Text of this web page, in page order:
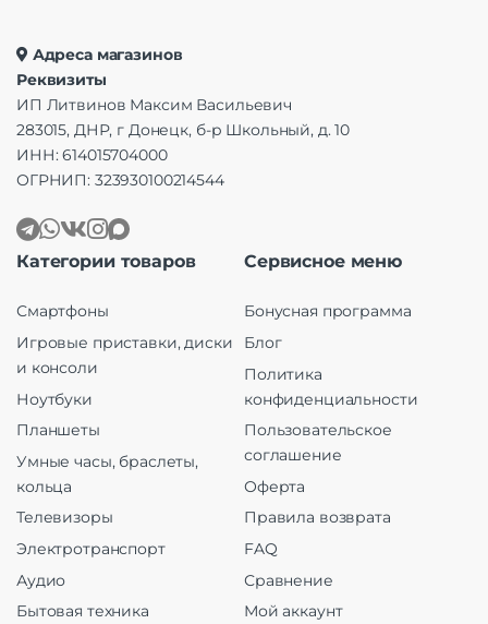
Адреса магазинов
Реквизиты
ИП Литвинов Максим Васильевич
283015, ДНР, г Донецк, б-р Школьный, д. 10
ИНН: 614015704000
ОГРНИП: 323930100214544
Категории товаров
Смартфоны
Игровые приставки, диски
и консоли
Ноутбуки
Планшеты
Умные часы, браслеты,
кольца
Телевизоры
Электротранспорт
Аудио
Бытовая техника
Сервисное меню
Бонусная программа
Блог
Политика
конфиденциальности
Пользовательское
соглашение
Оферта
Правила возврата
FAQ
Сравнение
Мой аккаунт